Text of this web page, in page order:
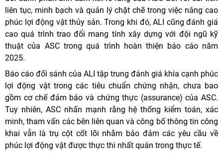
liên tục, minh bạch và quản lý chặt chẽ trong việc nâng cao
phúc lợi động vật thủy sản. Trong khi đó, ALI cũng đánh giá
cao quá trình trao đổi mang tính xây dựng với đội ngũ kỹ
thuật của ASC trong quá trình hoàn thiện báo cáo năm
2025.
Báo cáo đối sánh của ALI tập trung đánh giá khía cạnh phúc
lợi động vật trong các tiêu chuẩn chứng nhận, chưa bao
gồm cơ chế đảm bảo và chứng thực (assurance) của ASC.
Tuy nhiên, ASC nhấn mạnh rằng hệ thống kiểm toán, xác
minh, tham vấn các bên liên quan và công bố thông tin công
khai vẫn là trụ cột cốt lõi nhằm bảo đảm các yêu cầu về
phúc lợi động vật được thực thi nhất quán trong thực tế.